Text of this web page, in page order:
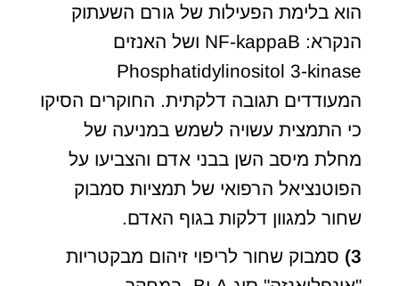
הוא בלימת הפעילות של גורם השעתוק
הנקרא: NF-kappaB ושל האנזים
Phosphatidylinositol 3-kinase
המעודדים תגובה דלקתית. החוקרים הסיקו
כי התמצית עשויה לשמש במניעה של
מחלת מיסב השן בבני אדם והצביעו על
הפוטנציאל הרפואי של תמציות סמבוק
שחור למגוון דלקות בגוף האדם.
3) סמבוק שחור לריפוי זיהום מבקטריות